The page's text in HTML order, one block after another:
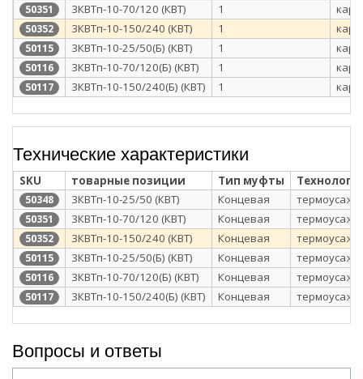
50351 3КВТп-10-70/120 (КВТ) 1
50352 3КВТп-10-150/240 (КВТ) 1
50115 3КВТп-10-25/50(Б) (КВТ) 1
50116 3КВТп-10-70/120(Б) (КВТ) 1
50117 3КВТп-10-150/240(Б) (КВТ) 1
Технические характеристики
SKU товарные позиции Тип муфты
50348 3КВТп-10-25/50 (КВТ) Концевая
50351 3КВТп-10-70/120 (КВТ) Концевая
50352 3КВТп-10-150/240 (КВТ) Концевая
50115 3КВТп-10-25/50(Б) (КВТ) Концевая
50116 3КВТп-10-70/120(Б) (КВТ) Концевая
50117 3КВТп-10-150/240(Б) (КВТ) Концевая
Вопросы и ответы